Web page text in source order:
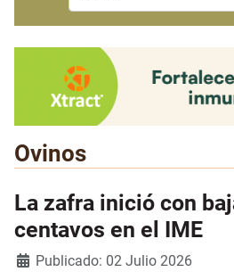
Ovinos
La zafra inició con
centavos en el IME
Detalles
Publicado: 02 Julio 2026